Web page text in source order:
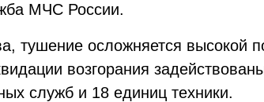
МЧС России.
тушение осложняется высокой
возгорания
служб и 18 единиц техники.